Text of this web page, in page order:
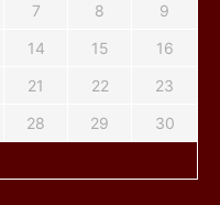
7 8
9
14 15
16
21 22
23
28 29
30